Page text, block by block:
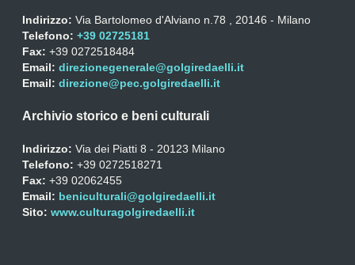
Indirizzo: Via Bartolomeo d'Alviano n.78 , 20146 - Milano
Telefono: +39 02725181
Fax: +39 0272518484
Email: direzionegenerale@golgiredaelli.it
Email: direzione@pec.golgiredaelli.it
Archivio storico e beni culturali
Indirizzo: Via dei Piatti 8 - 20123 Milano
Telefono: +39 0272518271
Fax: +39 02062455
Email: beniculturali@golgiredaelli.it
Sito: www.culturagolgiredaelli.it